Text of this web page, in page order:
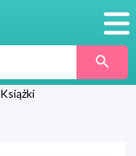
Książki